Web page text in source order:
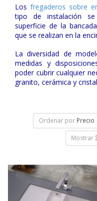
Los fregaderos sobre
tipo de instalación
superficie de la
que se realizan en la
La diversidad de
medidas y
poder cubrir cualquier
granito, cerámica y
Ordenar por Precio
Mostrar